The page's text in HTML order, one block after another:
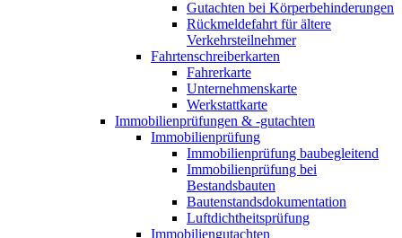
Gutachten bei Körperbehinderungen
Rückmeldefahrt für ältere
Verkehrsteilnehmer
Fahrtenschreiberkarten
Fahrerkarte
Unternehmenskarte
Werkstattkarte
Immobilienprüfungen & -gutachten
Immobilienprüfung
Immobilienprüfung baubegleitend
Immobilienprüfung bei
Bestandsbauten
Bautenstandsdokumentation
Luftdichtheitsprüfung
Immobiliengutachten